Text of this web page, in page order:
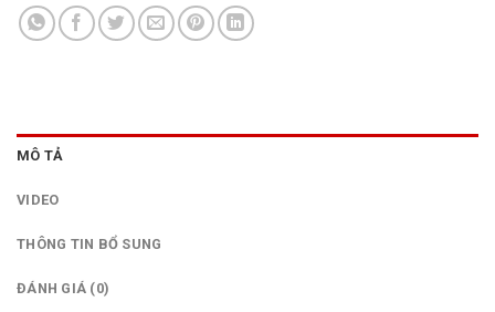
MÔ TẢ
VIDEO
THÔNG TIN BỔ SUNG
ĐÁNH GIÁ (0)